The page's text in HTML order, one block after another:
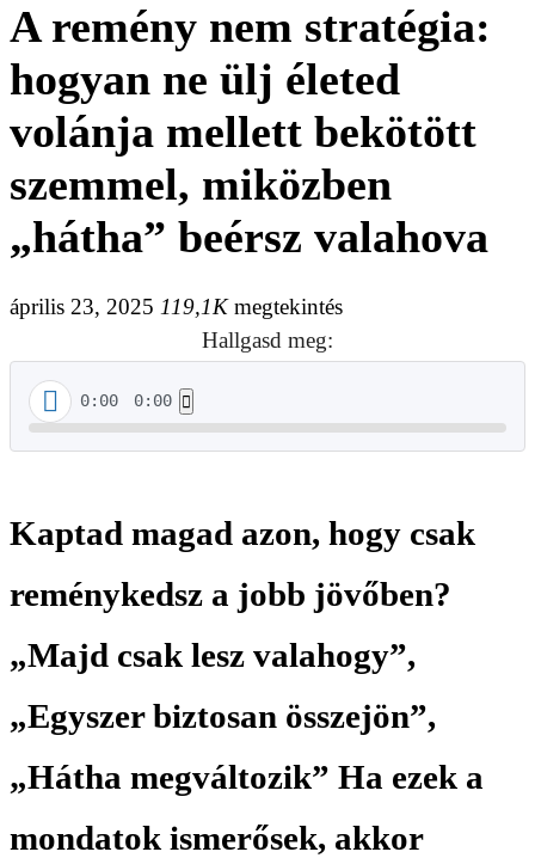
A remény nem stratégia:
hogyan ne ülj életed
volánja mellett bekötött
szemmel, miközben
„hátha” beérsz valahova
április 23, 2025 119,1Kmegtekintés
Hallgasd meg:
0:00 0:00
Kaptad magad azon, hogy csak
reménykedsz a jobb jövőben?
„Majd csak lesz valahogy”,
„Egyszer biztosan összejön”,
„Hátha megváltozik” Ha ezek a
mondatok ismerősek, akkor